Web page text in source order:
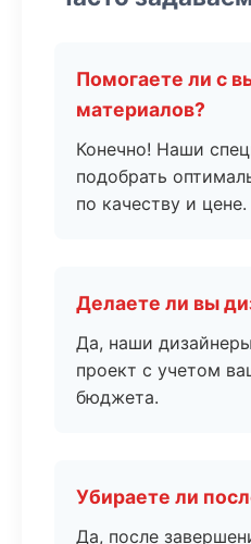
Помогаете ли с
материалов?
Конечно! Наши
подобрать
по качеству и цене.
Делаете ли вы
Да, наши
проект с учетом
бюджета.
Убираете ли
Да, после